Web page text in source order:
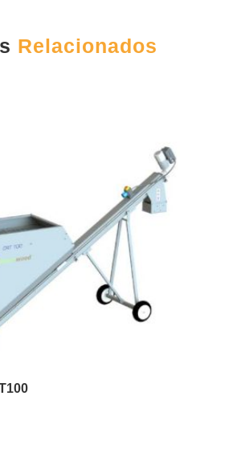
Relacionados